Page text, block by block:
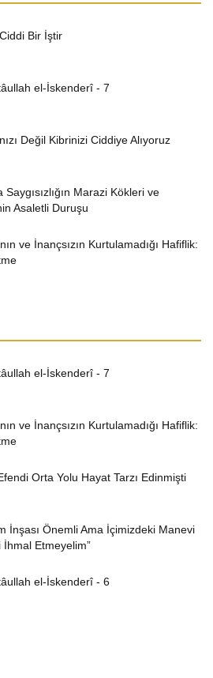
Bir İştir
el-İskenderî - 7
Değil Kibrinizi Ciddiye Alıyoruz
Saygısızlığın Marazi Kökleri ve
Asaletli Duruşu
ve İnançsızın Kurtulamadığı Hafiflik:
el-İskenderî - 7
ve İnançsızın Kurtulamadığı Hafiflik:
Orta Yolu Hayat Tarzı Edinmişti
İnşası Önemli Ama İçimizdeki Manevi
İhmal Etmeyelim”
el-İskenderî - 6